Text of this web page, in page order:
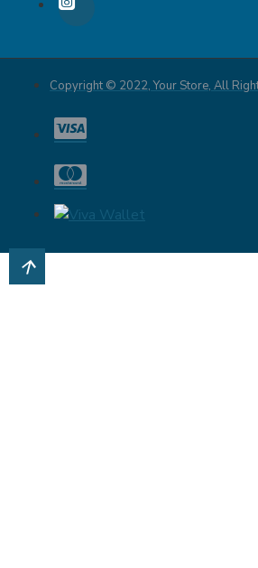
Copyright © 2022, Your Store, All